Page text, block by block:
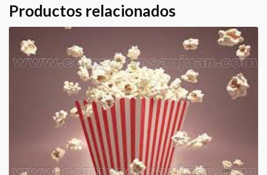
Productos relacionados